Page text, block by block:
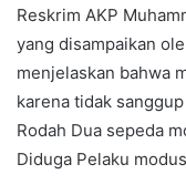
Reskrim AKP
yang disampaikan
menjelaskan bahwa
karena tidak
Rodah Dua sepeda
Diduga Pelaku